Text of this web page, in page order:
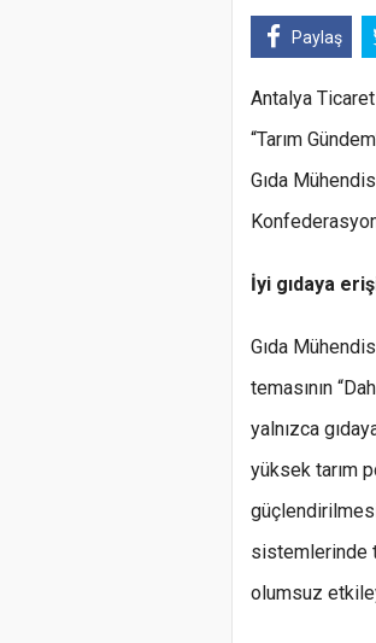
Paylaş
Antalya
“Tarım
Gıda
İyi gıdaya
Gıda
temasının
yalnızca
yüksek tarım
sistemlerinde
olumsuz